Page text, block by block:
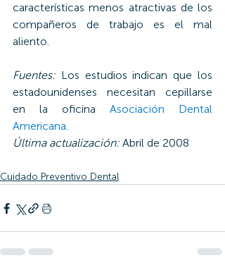
características menos atractivas de los
compañeros de trabajo es el mal
aliento.
Fuentes: Los estudios indican que los
estadounidenses necesitan cepillarse
en la oficina Asociación Dental
Americana.
Última actualización: Abril de 2008
Cuidado Preventivo Dental